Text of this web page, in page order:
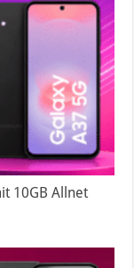
10GB Allnet